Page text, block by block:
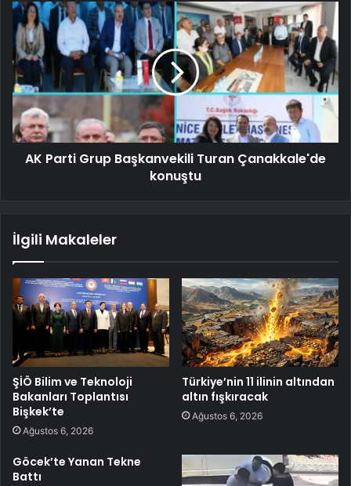
AK Parti Grup Başkanvekili Turan Çanakkale'de
konuştu
İlgili Makaleler
ŞİÖ Bilim ve Teknoloji
Bakanları Toplantısı
Bişkek’te
Ağustos 6, 2026
Türkiye’nin 11 ilinin altından
altın fışkıracak
Ağustos 6, 2026
Göcek’te Yanan Tekne
Battı